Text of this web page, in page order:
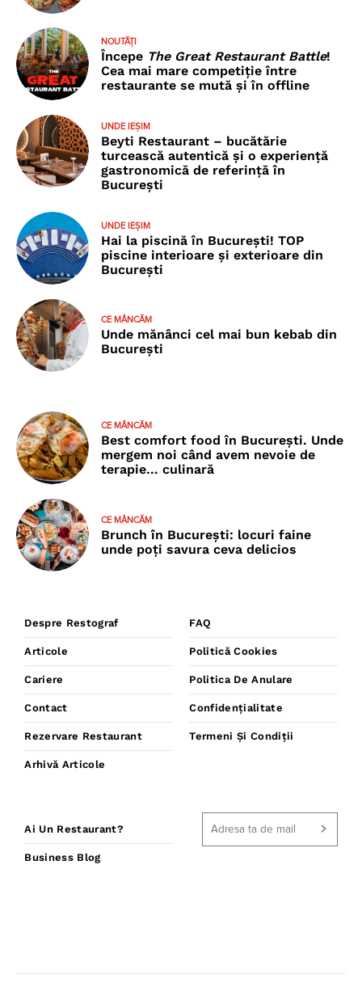
NOUTĂȚI
Începe The Great Restaurant Battle!
Cea mai mare competiție între
restaurante se mută și în offline
UNDE IEȘIM
Beyti Restaurant – bucătărie
turcească autentică și o experiență
gastronomică de referință în
București
UNDE IEȘIM
Hai la piscină în București! TOP
piscine interioare și exterioare din
București
CE MÂNCĂM
Unde mănânci cel mai bun kebab din
București
CE MÂNCĂM
Best comfort food în București. Unde
mergem noi când avem nevoie de
terapie… culinară
CE MÂNCĂM
Brunch în București: locuri faine
unde poţi savura ceva delicios
Despre Restograf
Articole
Cariere
Contact
Rezervare Restaurant
Arhivă Articole
FAQ
Politică Cookies
Politica De Anulare
Confidențialitate
Termeni Și Condiții
Ai Un Restaurant?
Business Blog